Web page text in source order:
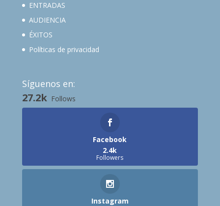
ENTRADAS
AUDIENCIA
ÉXITOS
Políticas de privacidad
Síguenos en:
27.2k Follows
Facebook
2.4k
Followers
Instagram